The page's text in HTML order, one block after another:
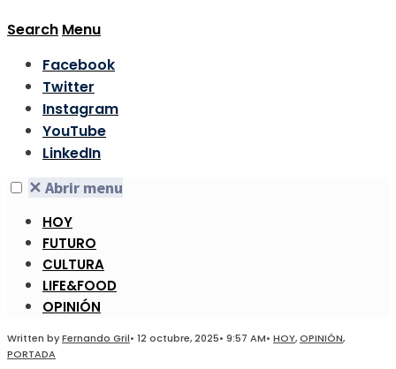
Search Menu
Facebook
Twitter
Instagram
YouTube
LinkedIn
✕ Abrir menu
HOY
FUTURO
CULTURA
LIFE&FOOD
OPINIÓN
Written byFernando Gril• 12 octubre, 2025• 9:57 AM• HOY,OPINIÓN,
PORTADA